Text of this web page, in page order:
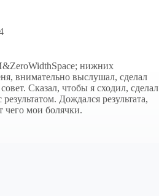
нижних
внимательно выслушал, сделал
Сказал, чтобы я сходил, сделал
Дождался результата,
чего мои болячки.